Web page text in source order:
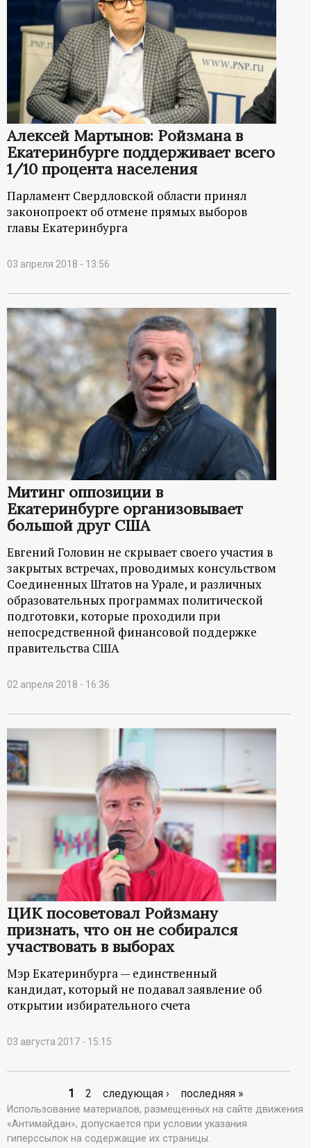
Алексей Мартынов: Ройзмана в
Екатеринбурге поддерживает всего
1/10 процента населения
Парламент Свердловской области принял
законопроект об отмене прямых выборов
главы Екатеринбурга
03 апреля 2018 - 13:56
Митинг оппозиции в
Екатеринбурге организовывает
большой друг США
Евгений Головин не скрывает своего участия в
закрытых встречах, проводимых консульством
Соединенных Штатов на Урале, и различных
образовательных программах политической
подготовки, которые проходили при
непосредственной финансовой поддержке
правительства США
02 апреля 2018 - 16:36
ЦИК посоветовал Ройзману
признать, что он не собирался
участвовать в выборах
Мэр Екатеринбурга — единственный
кандидат, который не подавал заявление об
открытии избирательного счета
03 августа 2017 - 15:15
С
т
1 2 следующая › последняя »
Использование материалов, размещенных на сайте движения
«Антимайдан», допускается при условии указания
гиперссылок на содержащие их страницы.